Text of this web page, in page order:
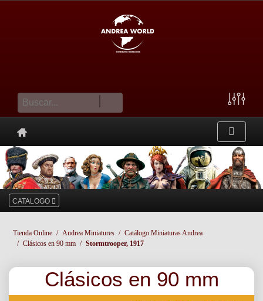
cesta
CATALOGO
Tienda Online Andrea Miniatures
Catálogo Miniaturas Andrea
Clásicos en 90 mm
Stormtrooper, 1917
Clásicos en 90 mm